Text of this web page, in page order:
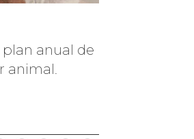
plan anual de
animal.